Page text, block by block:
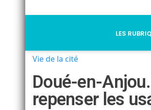
LES
Vie de la cité
Doué-en-
repenser les